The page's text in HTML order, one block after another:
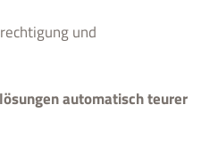
und
automatisch teurer